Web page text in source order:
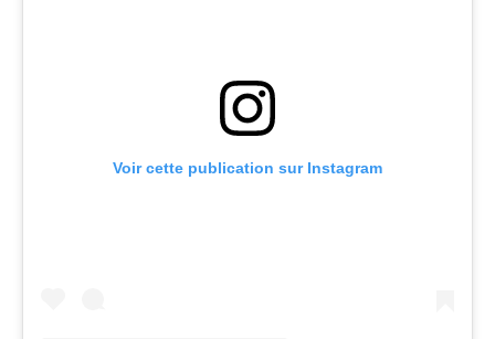
Voir cette publication sur Instagram